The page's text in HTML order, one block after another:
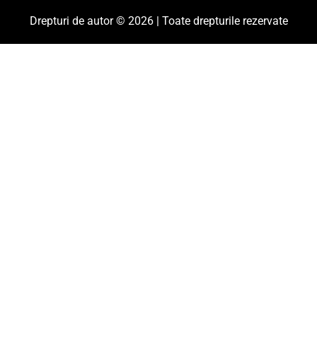
Drepturi de autor © 2026 | Toate drepturile rezervate